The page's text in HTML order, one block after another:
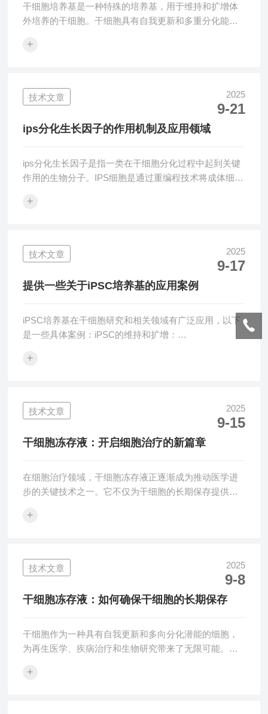
干细胞培养基是一种特殊的培养基，用于维持和扩增体
外培养的干细胞。干细胞具有自我更新和多重分化能
胞培养基的组成和功能：1.基础培养基
RPMI1640作为基础培养基，这些培养基提供了细胞所需
的营养物质和生长因子。2.补充物（Supplements）：培
养基中添加一系列补充物，以提供必要的生长因子和调
节因子，促进干细胞的生长...
+
技术文章 2025
9-21
ips分化生长因子的作用机制及应用领域
ips分化生长因子是指一类在干细胞分化过程中起到关键
作用的生物分子。IPS细胞是通过重编程技术将成体细胞
类型的体细胞，具有广泛的医学和科研应用前景。而分
治疗和基础研究等目标。IPS分化生长因子的作用机制：
1.受体-配体相互作用分化生长因子通过与细胞表面的特
定受体结合，激活下游的信号传导通路。这一过程通常
涉及到受体的二聚化或聚合，进而引...
+
技术文章 2025
9-17
提供一些关于iPSC培养基的应用案例
iPSC培养基在干细胞研究和相关领域有广泛应用，以下
是一些具体案例：iPSC的维持和扩增：
分的培养基，只包含多能性干细胞生长和扩增所必需的
养，且细胞无任何核型异常征象，并可维持iPSC向所有
三个胚系谱系分化的能力。拟胚体形成和分化：
Gibco™Essential6™...
+
技术文章 2025
9-15
干细胞冻存液：开启细胞治疗的新篇章
在细胞治疗领域，干细胞冻存液正逐渐成为推动医学进
步的关键技术之一。它不仅为干细胞的长期保存提供了
础。重要性干细胞具有自我更新和多向分化的潜能，这
统的保存方法往往会导致细胞活性降低和功能受损，而
干细胞冻存液的出现则有效解决了这一问题。通过添加
特定的保护成分，冻存液能够在低温环境下防止细胞内
冰晶的形成，减少细胞损伤，从而最大限度地保持细
+
技术文章 2025
9-8
干细胞冻存液：如何确保干细胞的长期保存
干细胞作为一种具有自我更新和多向分化潜能的细胞，
为再生医学、疾病治疗和生物研究带来了无限可能。然
问题。干细胞冻存液作为保护干细胞在低温环境下保持
+